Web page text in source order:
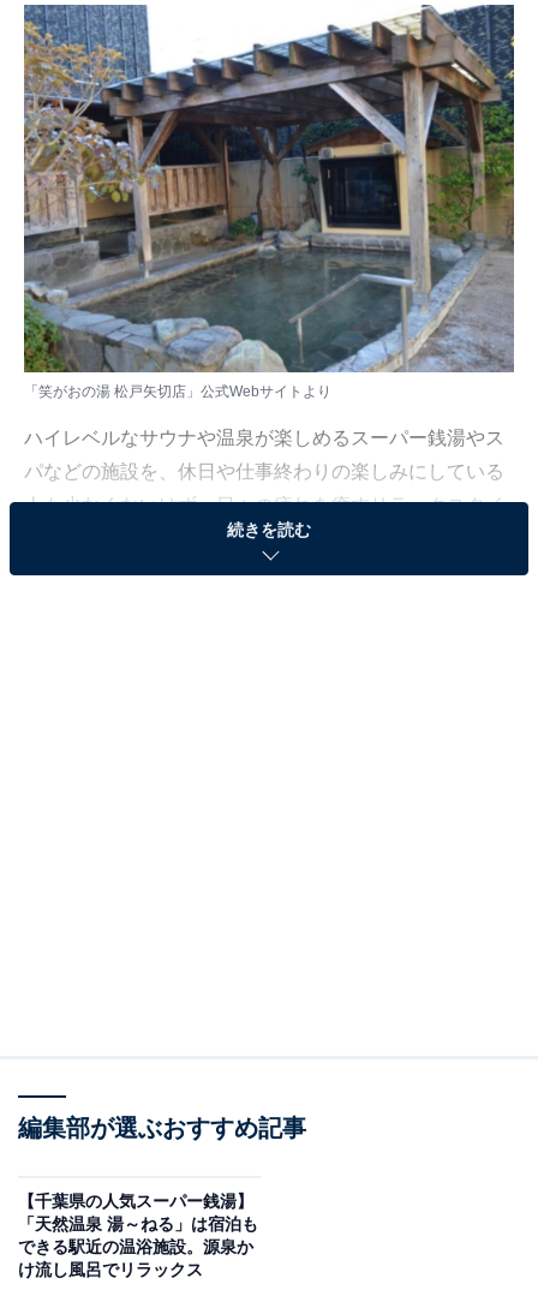
「笑がおの湯 松戸矢切店」公式Webサイトより
ハイレベルなサウナや温泉が楽しめるスーパー銭湯やス
パなどの施設を、休日や仕事終わりの楽しみにしている
人も少なくないはず。日々の疲れを癒すリラックスタイ
ムは、何物にも代えがたい時間ですよね。しかし、近年
では高い人気をほこる施設も多く、どこに行けばよいか
「All About ニュース」は、ネットの話題から世の中の動きまで、暮
する疑問に対して専門家が分かりやすく回答するほか、エンタメ情
報やSNSで話題のトピックスを紹介しています。
※本記事で紹介している商品の購入やサービスの利用により、売上の一部が
オールアバウトに還元されることがあります。
続きを読む
編集部が選ぶおすすめ記事
【千葉県の人気スーパー銭湯】
「天然温泉 湯～ねる」は宿泊も
できる駅近の温浴施設。源泉か
け流し風呂でリラックス